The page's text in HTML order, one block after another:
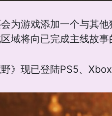
为游戏添加一个与其
域将向已完成主线故事
野》现已登陆PS5、